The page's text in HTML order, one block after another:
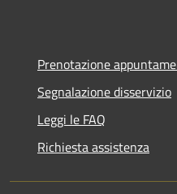
Prenotazione
Segnalazione disservizio
Leggi le FAQ
Richiesta assistenza